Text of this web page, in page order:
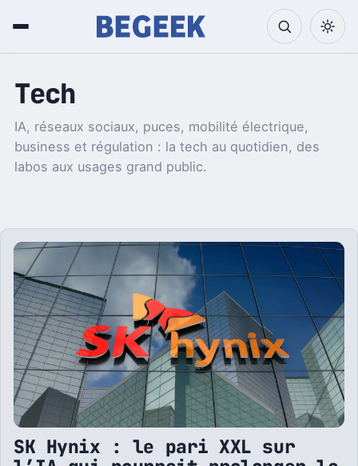
Tech
IA, réseaux sociaux, puces, mobilité électrique,
business et régulation : la tech au quotidien, des
labos aux usages grand public.
SK Hynix : le pari XXL sur